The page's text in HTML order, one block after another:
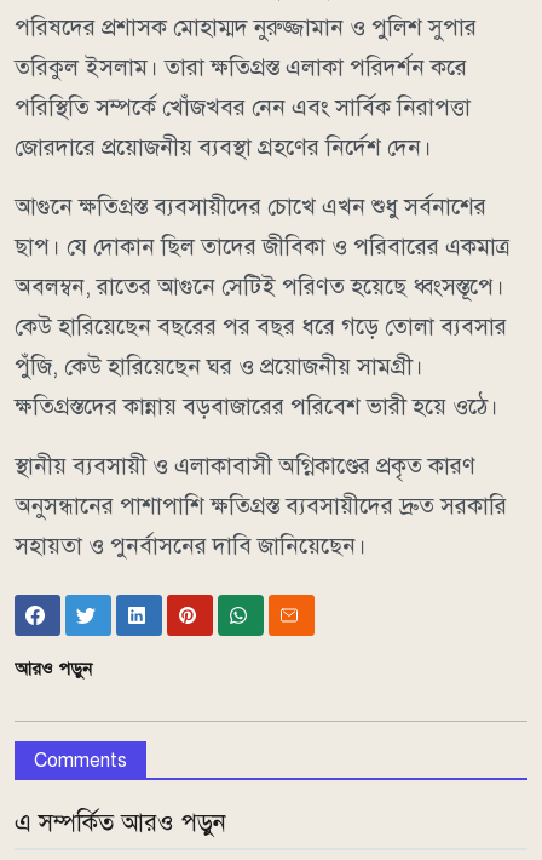
পরিষদের প্রশাসক মোহাম্মদ নুরুজ্জামান ও পুলিশ সুপার
তরিকুল ইসলাম। তারা ক্ষতিগ্রস্ত এলাকা পরিদর্শন করে
পরিস্থিতি সম্পর্কে খোঁজখবর নেন এবং সার্বিক নিরাপত্তা
জোরদারে প্রয়োজনীয় ব্যবস্থা গ্রহণের নির্দেশ দেন।
আগুনে ক্ষতিগ্রস্ত ব্যবসায়ীদের চোখে এখন শুধু সর্বনাশের
ছাপ। যে দোকান ছিল তাদের জীবিকা ও পরিবারের একমাত্র
অবলম্বন, রাতের আগুনে সেটিই পরিণত হয়েছে ধ্বংসস্তূপে।
কেউ হারিয়েছেন বছরের পর বছর ধরে গড়ে তোলা ব্যবসার
পুঁজি, কেউ হারিয়েছেন ঘর ও প্রয়োজনীয় সামগ্রী।
ক্ষতিগ্রস্তদের কান্নায় বড়বাজারের পরিবেশ ভারী হয়ে ওঠে।
স্থানীয় ব্যবসায়ী ও এলাকাবাসী অগ্নিকাণ্ডের প্রকৃত কারণ
অনুসন্ধানের পাশাপাশি ক্ষতিগ্রস্ত ব্যবসায়ীদের দ্রুত সরকারি
সহায়তা ও পুনর্বাসনের দাবি জানিয়েছেন।
আরও পড়ুন
Comments
এ সম্পর্কিত আরও পড়ুন